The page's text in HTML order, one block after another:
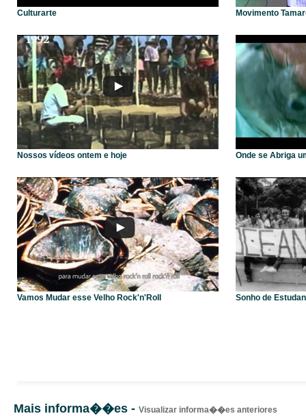
Culturarte Movimento
Nossos vídeos ontem e hoje Onde se Abriga
Vamos Mudar esse Velho Rock'n'Roll Sonho de
Mais informa��es - Visualizar informa��es anteriores